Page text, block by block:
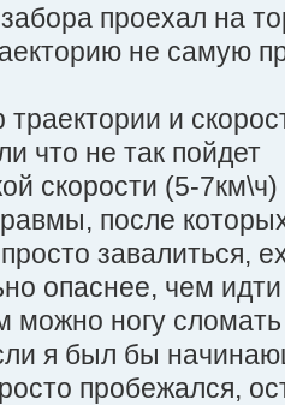
проехал на
не самую
и
что не так пойдет
скорости (5-
после
завалиться,
опаснее, чем
можно ногу
я был бы
пробежался,